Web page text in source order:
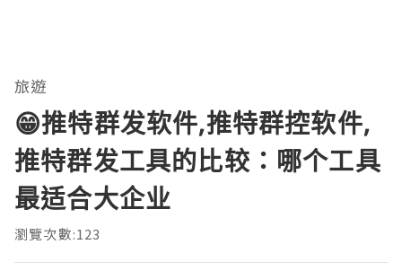
旅遊
😁推特群发软件,推特群控软件,
推特群发工具的比较：哪个工具
最适合大企业
瀏覽次數:123